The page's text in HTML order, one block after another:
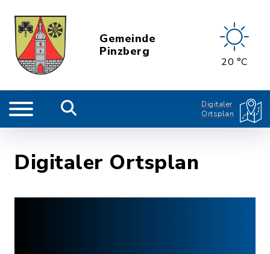
Gemeinde
Pinzberg
20 °C
Digitaler
Ortsplan
Digitaler Ortsplan